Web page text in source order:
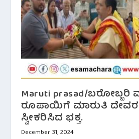
Maruti prasad/ಬರೋಬ್ಬರಿ
ರೂಪಾಯಿಗೆ ಮಾರುತಿ ದೇವರ
ಸ್ವೀಕರಿಸಿದ ಭಕ್ತ.
December 31, 2024